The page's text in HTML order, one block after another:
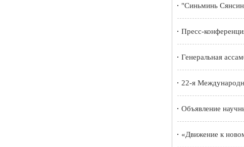
"Синьминь
Пресс-
Генеральная
22-я
Объявление
«Движение к